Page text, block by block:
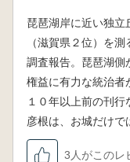
琵琶湖岸に近い独立
（滋賀県２位）を
調査報告。琵琶湖側
権益に有力な統治者
１０年以上前の刊行
彦根は、お城だけで
3人がこのレ